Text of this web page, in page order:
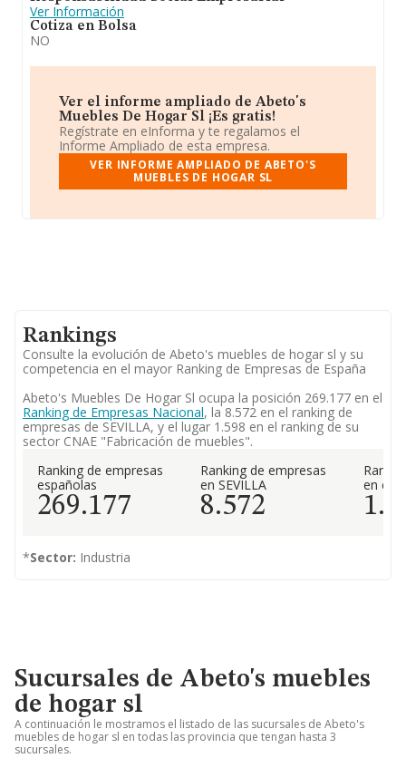
Ver Información
Cotiza en Bolsa
NO
Ver el informe ampliado de Abeto's
Muebles De Hogar Sl ¡Es gratis!
Regístrate en eInforma y te regalamos el
Informe Ampliado de esta empresa.
VER INFORME AMPLIADO DE ABETO'S
MUEBLES DE HOGAR SL
Rankings
Consulte la evolución de Abeto's muebles de hogar sl y su
competencia en el mayor Ranking de Empresas de España
Abeto's Muebles De Hogar Sl ocupa la posición 269.177 en el
Ranking de Empresas Nacional, la 8.572 en el ranking de
empresas de SEVILLA, y el lugar 1.598 en el ranking de su
sector CNAE "Fabricación de muebles".
Ranking de empresas
españolas
269.177
Ranking de empresas
en SEVILLA
8.572
en el
*Sector: Industria
Sucursales de Abeto's muebles
de hogar sl
A continuación le mostramos el listado de las sucursales de Abeto's
muebles de hogar sl en todas las provincia que tengan hasta 3
sucursales.